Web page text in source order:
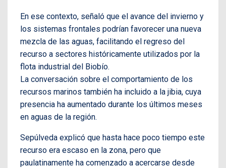
En ese contexto, señaló que el avance del invierno y
los sistemas frontales podrían favorecer una nueva
mezcla de las aguas, facilitando el regreso del
recurso a sectores históricamente utilizados por la
flota industrial del Biobío.
La conversación sobre el comportamiento de los
recursos marinos también ha incluido a la jibia, cuya
presencia ha aumentado durante los últimos meses
en aguas de la región.
Sepúlveda explicó que hasta hace poco tiempo este
recurso era escaso en la zona, pero que
paulatinamente ha comenzado a acercarse desde